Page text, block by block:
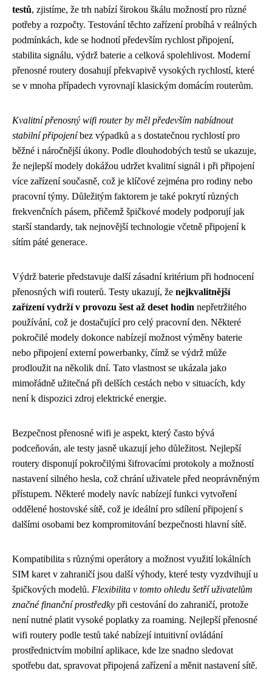
testů, zjistíme, že trh nabízí širokou škálu možností pro různé
potřeby a rozpočty. Testování těchto zařízení probíhá v reálných
podmínkách, kde se hodnotí především rychlost připojení,
stabilita signálu, výdrž baterie a celková spolehlivost. Moderní
přenosné routery dosahují překvapivě vysokých rychlostí, které
se v mnoha případech vyrovnají klasickým domácím routerům.
Kvalitní přenosný wifi router by měl především nabídnout
stabilní připojeníbez výpadků a s dostatečnou rychlostí pro
běžné i náročnější úkony. Podle dlouhodobých testů se ukazuje,
že nejlepší modely dokážou udržet kvalitní signál i při připojení
více zařízení současně, což je klíčové zejména pro rodiny nebo
pracovní týmy. Důležitým faktorem je také pokrytí různých
frekvenčních pásem, přičemž špičkové modely podporují jak
starší standardy, tak nejnovější technologie včetně připojení k
sítím páté generace.
Výdrž baterie představuje další zásadní kritérium při hodnocení
přenosných wifi routerů. Testy ukazují, že nejkvalitnější
zařízení vydrží v provozu šest až deset hodin nepřetržitého
používání, což je dostačující pro celý pracovní den. Některé
pokročilé modely dokonce nabízejí možnost výměny baterie
nebo připojení externí powerbanky, čímž se výdrž může
prodloužit na několik dní. Tato vlastnost se ukázala jako
mimořádně užitečná při delších cestách nebo v situacích, kdy
není k dispozici zdroj elektrické energie.
Bezpečnost přenosné wifi je aspekt, který často bývá
podceňován, ale testy jasně ukazují jeho důležitost. Nejlepší
routery disponují pokročilými šifrovacími protokoly a možností
nastavení silného hesla, což chrání uživatele před neoprávněným
přístupem. Některé modely navíc nabízejí funkci vytvoření
oddělené hostovské sítě, což je ideální pro sdílení připojení s
dalšími osobami bez kompromitování bezpečnosti hlavní sítě.
Kompatibilita s různými operátory a možnost využití lokálních
SIM karet v zahraničí jsou další výhody, které testy vyzdvihují u
špičkových modelů. Flexibilita v tomto ohledu šetří uživatelům
značné finanční prostředky při cestování do zahraničí, protože
není nutné platit vysoké poplatky za roaming. Nejlepší přenosné
wifi routery podle testů také nabízejí intuitivní ovládání
prostřednictvím mobilní aplikace, kde lze snadno sledovat
spotřebu dat, spravovat připojená zařízení a měnit nastavení sítě.